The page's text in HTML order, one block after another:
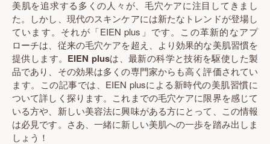
美肌を追求する多くの人々が、毛穴ケアに注目してきまし
た。しかし、現代のスキンケアには新たなトレンドが登場し
ています。それが「EIEN plus」です。この革新的なアプ
ローチは、従来の毛穴ケアを超え、より効果的な美肌習慣を
提供します。 EIEN plusは、最新の科学と技術を駆使した製
品であり、その効果は多くの専門家からも高く評価されてい
ます。この記事では、EIEN plusによる新時代の美肌習慣に
ついて詳しく探ります。これまでの毛穴ケアに限界を感じて
いる方や、新しい美容法に興味がある方にとって、この情報
は必見です。さあ、一緒に新しい美肌への一歩を踏み出しま
しょう！